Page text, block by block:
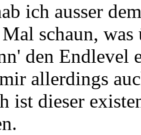
ich ausser
schaun,
den Endlevel
allerdings
ist dieser